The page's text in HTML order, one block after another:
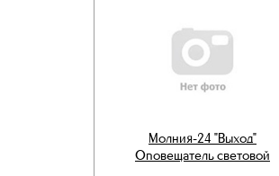
Молния-24 "Выход"
Оповещатель световой